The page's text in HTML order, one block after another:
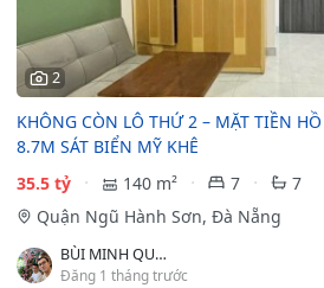
2
️️️KHÔNG CÒN LÔ THỨ 2 – MẶT TIỀN
8.7M SÁT BIỂN MỸ KHÊ ️
35.5 tỷ
140 m² 7
7
Quận Ngũ Hành Sơn, Đà Nẵng
BÙI MINH QUYNH
Đăng 1 tháng trước